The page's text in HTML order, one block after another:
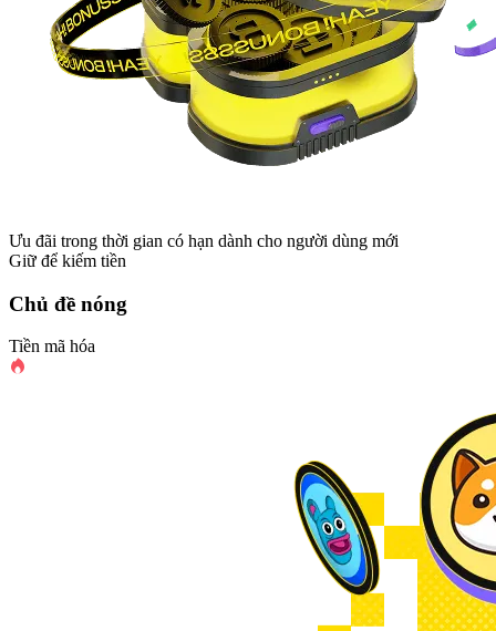
Ưu đãi trong thời gian có hạn dành cho người dùng mới
Giữ để kiếm tiền
Chủ đề nóng
Tiền mã hóa